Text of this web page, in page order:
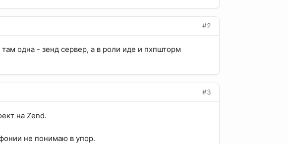
#2
одна - зенд сервер, а в роли иде и пхпшторм
#3
на Zend.
не понимаю в упор.